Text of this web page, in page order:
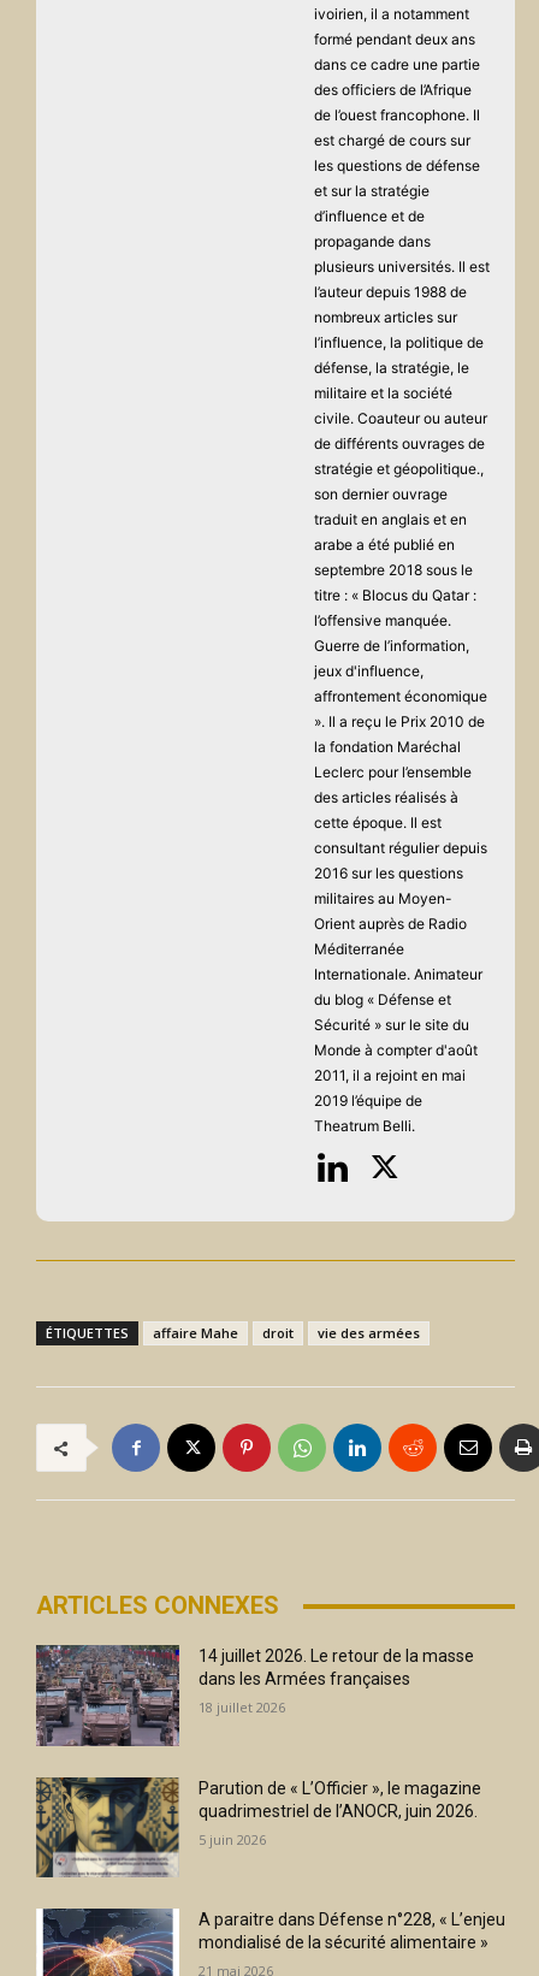
ivoirien, il a notamment
formé pendant deux ans
dans ce cadre une partie
des officiers de l’Afrique
de l’ouest francophone. Il
est chargé de cours sur
les questions de défense
et sur la stratégie
d’influence et de
propagande dans
plusieurs universités. Il est
l’auteur depuis 1988 de
nombreux articles sur
l’influence, la politique de
défense, la stratégie, le
militaire et la société
civile. Coauteur ou auteur
de différents ouvrages de
stratégie et géopolitique.,
son dernier ouvrage
traduit en anglais et en
arabe a été publié en
septembre 2018 sous le
titre : « Blocus du Qatar :
l’offensive manquée.
Guerre de l’information,
jeux d'influence,
affrontement économique
». Il a reçu le Prix 2010 de
la fondation Maréchal
Leclerc pour l’ensemble
des articles réalisés à
cette époque. Il est
consultant régulier depuis
2016 sur les questions
militaires au Moyen-
Orient auprès de Radio
Méditerranée
Internationale. Animateur
du blog « Défense et
Sécurité » sur le site du
Monde à compter d'août
2011, il a rejoint en mai
2019 l’équipe de
Theatrum Belli.
ÉTIQUETTES affaire Mahe droit vie des armées
ARTICLES CONNEXES
14 juillet 2026. Le retour de la masse
dans les Armées françaises
18 juillet 2026
Parution de « L’Officier », le magazine
quadrimestriel de l’ANOCR, juin 2026.
5 juin 2026
A paraitre dans Défense n°228, « L’enjeu
mondialisé de la sécurité alimentaire »
21 mai 2026